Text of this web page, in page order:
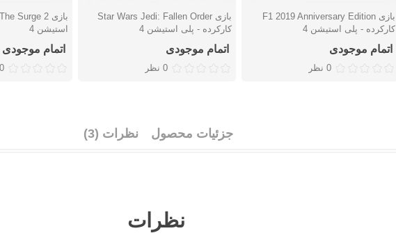
دوست داشتن
بازی F1 2019 Anniversary Edition
کارکرده - پلی استیشن 4
اتمام موجودی
0 نظر
دوست داشتن
بازی Star Wars Jedi: Fallen Order
کارکرده - پلی استیشن 4
اتمام موجودی
0 نظر
دوست
استیشن 4
اتمام موجودی
0 نظر
جزئیات محصول نظرات (3)
نظرات